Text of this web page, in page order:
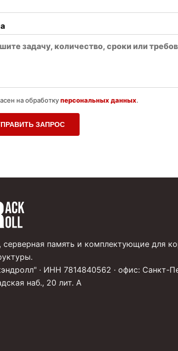
на обработкуперсональных данных.
ЗАПРОС
серверная память и комплектующие для
· ИНН 7814840562 · офис: Санкт-
наб., 20 лит. А